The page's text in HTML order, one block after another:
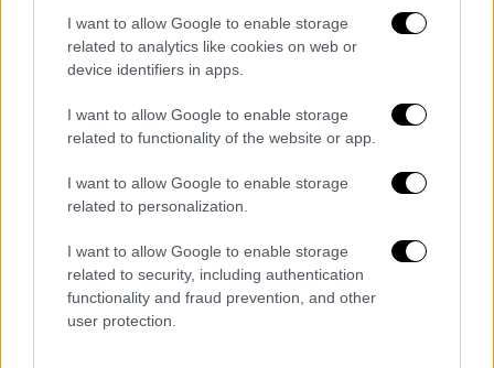
I want to allow Google to enable storage
related to analytics like cookies on web or
device identifiers in apps.
I want to allow Google to enable storage
related to functionality of the website or app.
I want to allow Google to enable storage
related to personalization.
I want to allow Google to enable storage
related to security, including authentication
functionality and fraud prevention, and other
user protection.
Η μακάβρια ανακάλυψη έγινε αμέσως μετά
την προσγείωση της πτήσης,
κινητοποιώντας άμεσα τις βρετανικές